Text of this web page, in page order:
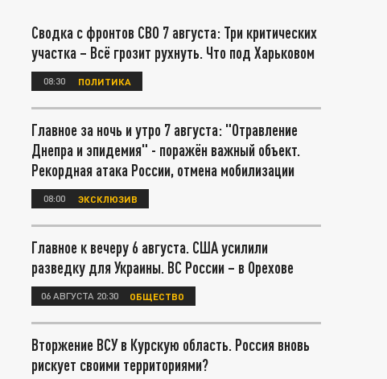
Сводка с фронтов СВО 7 августа: Три критических
участка – Всё грозит рухнуть. Что под Харьковом
08:30 ПОЛИТИКА
Главное за ночь и утро 7 августа: "Отравление
Днепра и эпидемия" - поражён важный объект.
Рекордная атака России, отмена мобилизации
08:00 ЭКСКЛЮЗИВ
Главное к вечеру 6 августа. США усилили
разведку для Украины. ВС России – в Орехове
06 АВГУСТА 20:30 ОБЩЕСТВО
Вторжение ВСУ в Курскую область. Россия вновь
рискует своими территориями?